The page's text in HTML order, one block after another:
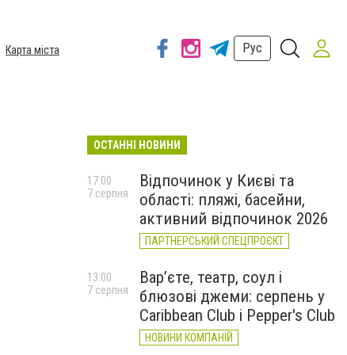
Карта міста
Рус
ОСТАННІ НОВИНИ
Відпочинок у Києві та
області: пляжі, басейни,
активний відпочинок 2026
ПАРТНЕРСЬКИЙ СПЕЦПРОЄКТ
17:00
7 серпня
Вар’єте, театр, соул і
блюзові джеми: серпень у
Caribbean Club і Pepper's Club
НОВИНИ КОМПАНІЙ
13:00
7 серпня